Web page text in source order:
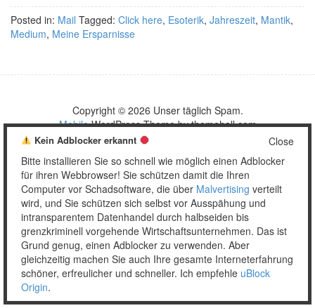
Posted in: Mail Tagged: Click here, Esoterik, Jahreszeit, Mantik,
Medium, Meine Ersparnisse
Copyright © 2026 Unser täglich Spam.
MobileWordPress Theme by themehall.com
Close
Kein Adblocker erkannt
Bitte installieren Sie so schnell wie möglich einen Adblocker
für ihren Webbrowser! Sie schützen damit die Ihren
Computer vor Schadsoftware, die über Malvertising verteilt
wird, und Sie schützen sich selbst vor Ausspähung und
intransparentem Datenhandel durch halbseiden bis
grenzkriminell vorgehende Wirtschaftsunternehmen. Das ist
Grund genug, einen Adblocker zu verwenden. Aber
gleichzeitig machen Sie auch Ihre gesamte Interneterfahrung
schöner, erfreulicher und schneller. Ich empfehle uBlock
Origin.